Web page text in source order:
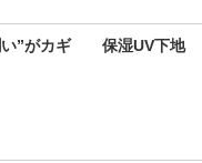
”がカギ　　保湿UV下地